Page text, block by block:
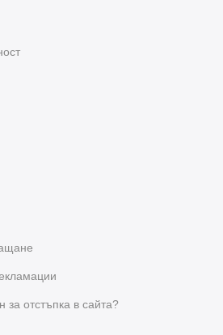
за отстъпка в сайта?